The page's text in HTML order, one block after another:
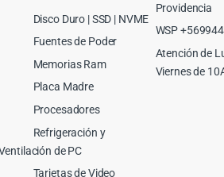
Disco Duro | SSD | NVME
Fuentes de Poder
Memorias Ram
Placa Madre
Procesadores
Refrigeración y
de PC
Tarjetas de Video
Providencia
WSP
Atención de
Viernes de